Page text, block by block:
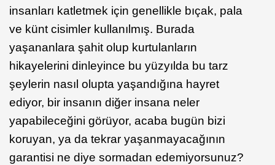
insanları katletmek için genellikle bıçak, pala
ve künt cisimler kullanılmış. Burada
yaşananlara şahit olup kurtulanların
hikayelerini dinleyince bu yüzyılda bu tarz
şeylerin nasıl olupta yaşandığına hayret
ediyor, bir insanın diğer insana neler
yapabileceğini görüyor, acaba bugün bizi
koruyan, ya da tekrar yaşanmayacağının
garantisi ne diye sormadan edemiyorsunuz?